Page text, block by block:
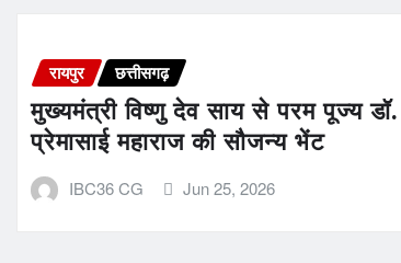
रायपुर छत्तीसगढ़
मुख्यमंत्री विष्णु देव साय से परम पूज्य डॉ.
प्रेमासाई महाराज की सौजन्य भेंट
IBC36 CG Jun 25, 2026